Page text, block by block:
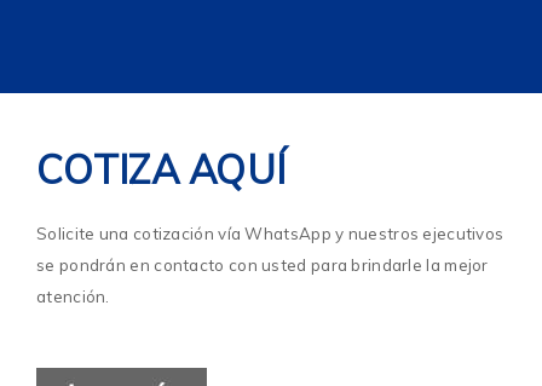
COTIZA AQUÍ
Solicite una cotización vía WhatsApp y nuestros ejecutivos
se pondrán en contacto con usted para brindarle la mejor
atención.